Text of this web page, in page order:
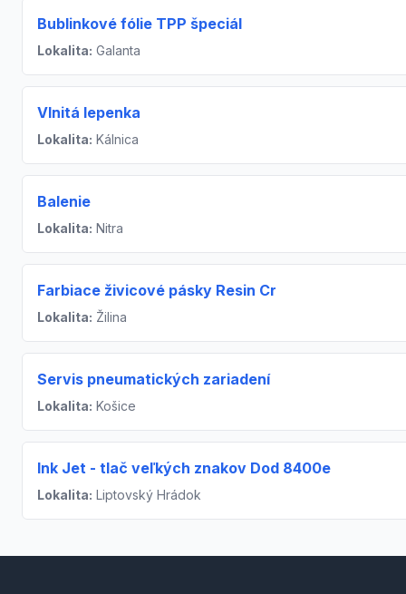
Bublinkové fólie TPP špeciál
Lokalita: Galanta
Vlnitá lepenka
Lokalita: Kálnica
Balenie
Lokalita: Nitra
Farbiace živicové pásky Resin Cr
Lokalita: Žilina
Servis pneumatických zariadení
Lokalita: Košice
Ink Jet - tlač veľkých znakov Dod 8400e
Lokalita: Liptovský Hrádok